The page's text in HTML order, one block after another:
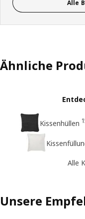
Alle
Ähnliche
Kissenhüllen
Alle
Unsere